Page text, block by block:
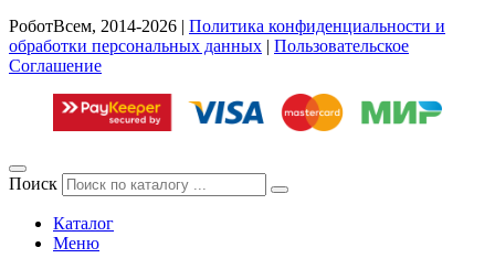
РоботВсем, 2014-2026 | Политика конфиденциальности и
обработки персональных данных | Пользовательское
Соглашение
Поиск
Каталог
Меню